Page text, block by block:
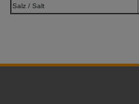
Salz / Salt